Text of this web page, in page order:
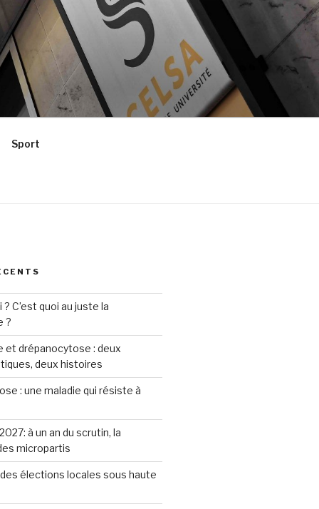
Sport
C’est quoi au juste la
?
et drépanocytose : deux
deux histoires
: une maladie qui résiste à
à un an du scrutin, la
micropartis
des élections locales sous haute